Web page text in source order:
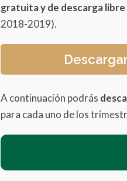
gratuita y de descarga libre
2018-2019).
A continuación podrás
para cada uno de los